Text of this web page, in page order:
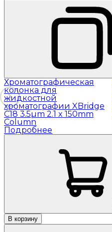
Хроматографическая
колонка для
жидкостной
хроматографии XBridge
C18 3.5µm 2.1 x 150mm
Column
Подробнее
В корзину